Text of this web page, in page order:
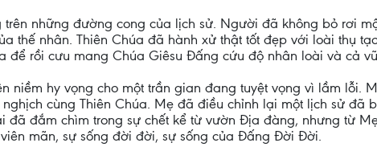
trên những đường cong của lịch sử. Người đã không bỏ rơi
thế nhân. Thiên Chúa đã hành xử thật tốt đẹp với loài thụ
để rồi cưu mang Chúa Giêsu Đấng cứu độ nhân loài và cả
niềm hy vọng cho một trần gian đang tuyệt vọng vì lầm lỗi.
cùng Thiên Chúa. Mẹ đã điều chỉnh lại một lịch sử đã
đã đắm chìm trong sự chết kể từ vườn Địa đàng, nhưng từ
mãn, sự sống đời đời, sự sống của Đấng Đời Đời.